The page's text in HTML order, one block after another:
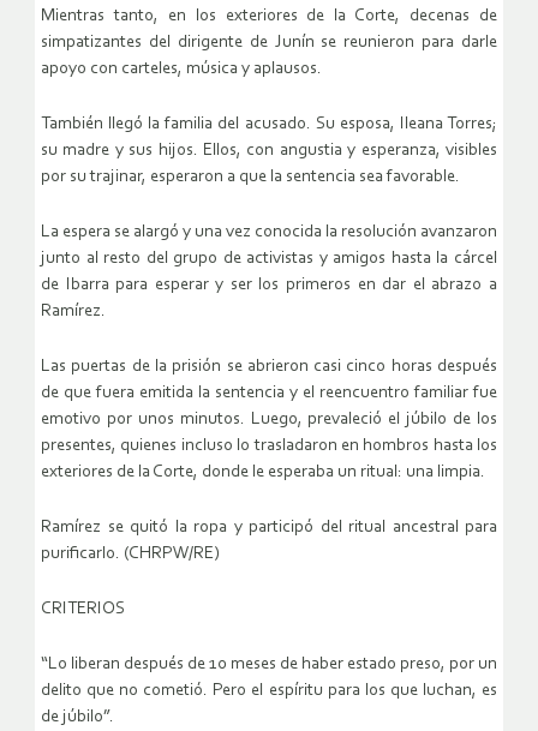
Mientras tanto, en los exteriores de la Corte, decenas de
simpatizantes del dirigente de Junín se reunieron para darle
apoyo con carteles, música y aplausos.
También llegó la familia del acusado. Su esposa, Ileana Torres;
su madre y sus hijos. Ellos, con angustia y esperanza, visibles
por su trajinar, esperaron a que la sentencia sea favorable.
La espera se alargó y una vez conocida la resolución avanzaron
junto al resto del grupo de activistas y amigos hasta la cárcel
de Ibarra para esperar y ser los primeros en dar el abrazo a
Ramírez.
Las puertas de la prisión se abrieron casi cinco horas después
de que fuera emitida la sentencia y el reencuentro familiar fue
emotivo por unos minutos. Luego, prevaleció el júbilo de los
presentes, quienes incluso lo trasladaron en hombros hasta los
exteriores de la Corte, donde le esperaba un ritual: una limpia.
Ramírez se quitó la ropa y participó del ritual ancestral para
purificarlo. (CHRPW/RE)
CRITERIOS
“Lo liberan después de 10 meses de haber estado preso, por un
delito que no cometió. Pero el espíritu para los que luchan, es
de júbilo”.